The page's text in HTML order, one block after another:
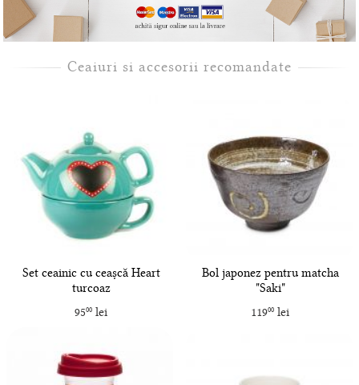
Ceaiuri si accesorii recomandate
Set ceainic cu ceașcă Heart
turcoaz
9500lei
Bol japonez pentru matcha
"Saki"
11900 lei